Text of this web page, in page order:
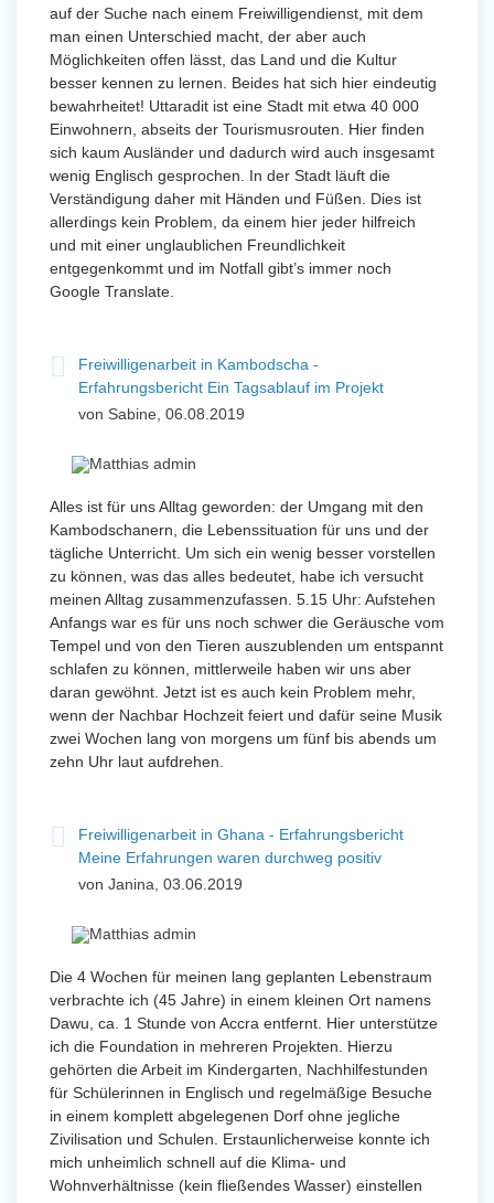
auf der Suche nach einem Freiwilligendienst, mit dem
man einen Unterschied macht, der aber auch
Möglichkeiten offen lässt, das Land und die Kultur
besser kennen zu lernen. Beides hat sich hier eindeutig
bewahrheitet! Uttaradit ist eine Stadt mit etwa 40 000
Einwohnern, abseits der Tourismusrouten. Hier finden
sich kaum Ausländer und dadurch wird auch insgesamt
wenig Englisch gesprochen. In der Stadt läuft die
Verständigung daher mit Händen und Füßen. Dies ist
allerdings kein Problem, da einem hier jeder hilfreich
und mit einer unglaublichen Freundlichkeit
entgegenkommt und im Notfall gibt’s immer noch
Google Translate.
Freiwilligenarbeit in Kambodscha -
Erfahrungsbericht Ein Tagsablauf im Projekt
von Sabine, 06.08.2019
Alles ist für uns Alltag geworden: der Umgang mit den
Kambodschanern, die Lebenssituation für uns und der
tägliche Unterricht. Um sich ein wenig besser vorstellen
zu können, was das alles bedeutet, habe ich versucht
meinen Alltag zusammenzufassen. 5.15 Uhr: Aufstehen
Anfangs war es für uns noch schwer die Geräusche vom
Tempel und von den Tieren auszublenden um entspannt
schlafen zu können, mittlerweile haben wir uns aber
daran gewöhnt. Jetzt ist es auch kein Problem mehr,
wenn der Nachbar Hochzeit feiert und dafür seine Musik
zwei Wochen lang von morgens um fünf bis abends um
zehn Uhr laut aufdrehen.
Freiwilligenarbeit in Ghana - Erfahrungsbericht
Meine Erfahrungen waren durchweg positiv
von Janina, 03.06.2019
Die 4 Wochen für meinen lang geplanten Lebenstraum
verbrachte ich (45 Jahre) in einem kleinen Ort namens
Dawu, ca. 1 Stunde von Accra entfernt. Hier unterstütze
ich die Foundation in mehreren Projekten. Hierzu
gehörten die Arbeit im Kindergarten, Nachhilfestunden
für Schülerinnen in Englisch und regelmäßige Besuche
in einem komplett abgelegenen Dorf ohne jegliche
Zivilisation und Schulen. Erstaunlicherweise konnte ich
mich unheimlich schnell auf die Klima- und
Wohnverhältnisse (kein fließendes Wasser) einstellen